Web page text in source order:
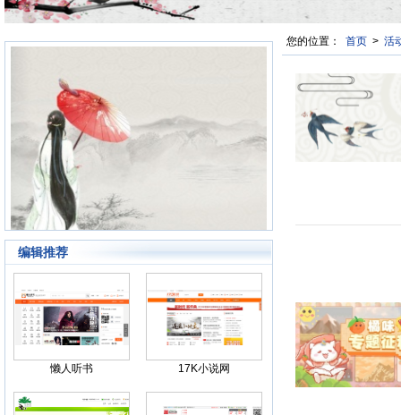
编辑推荐
懒人听书 17K小说网
您的位置： 首页 > 活